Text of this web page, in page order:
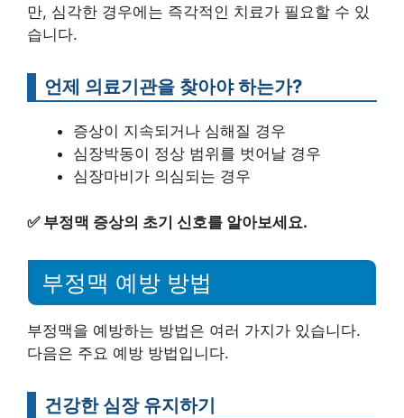
만, 심각한 경우에는 즉각적인 치료가 필요할 수 있
습니다.
언제 의료기관을 찾아야 하는가?
증상이 지속되거나 심해질 경우
심장박동이 정상 범위를 벗어날 경우
심장마비가 의심되는 경우
✅ 부정맥 증상의 초기 신호를 알아보세요.
부정맥 예방 방법
부정맥을 예방하는 방법은 여러 가지가 있습니다.
다음은 주요 예방 방법입니다.
건강한 심장 유지하기